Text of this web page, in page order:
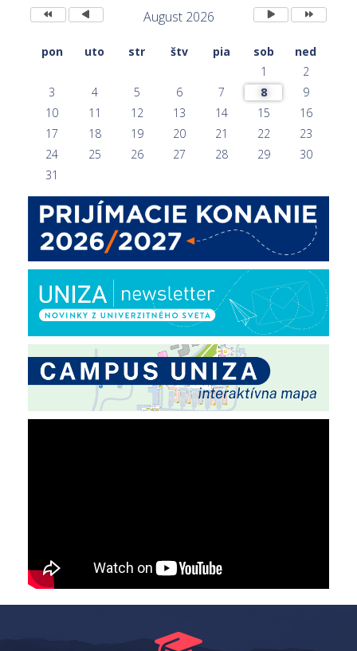
rok mesiac rok
mesiac
August 2026
pon uto str štv pia sob
ned
1
2
3
4 5 6 7 8
9
10
11 12 13 14 15
16
17
18 19 20 21 22
23
24
25 26 27 28 29
30
31
fa